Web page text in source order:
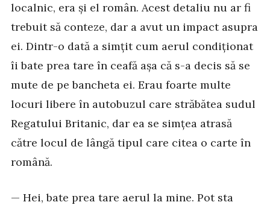
localnic, era și el român. Acest detaliu nu ar fi
trebuit să conteze, dar a avut un impact asupra
ei. Dintr-o dată a simțit cum aerul condiționat
îi bate prea tare în ceafă așa că s-a decis să se
mute de pe bancheta ei. Erau foarte multe
locuri libere în autobuzul care străbătea sudul
Regatului Britanic, dar ea se simțea atrasă
către locul de lângă tipul care citea o carte în
română.
— Hei, bate prea tare aerul la mine. Pot sta